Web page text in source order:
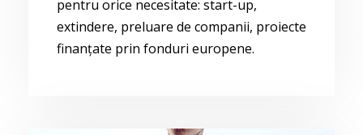
pentru orice necesitate: start-up,
extindere, preluare de companii, proiecte
finanțate prin fonduri europene.